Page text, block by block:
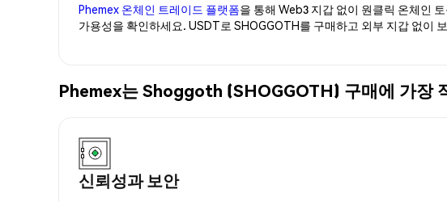
Phemex 온체인 트레이드 플랫폼을 통해 Web3 지갑 없이 원클릭 온체인
가용성을 확인하세요. USDT로 SHOGGOTH를 구매하고 외부 지갑 없이
Phemex는 Shoggoth (SHOGGOTH) 구매에 가장
신뢰성과 보안